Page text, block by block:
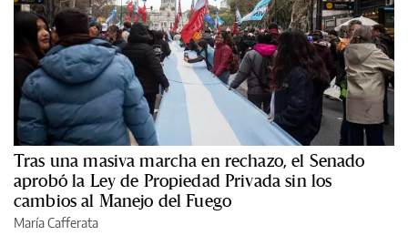
Tras una masiva marcha en rechazo, el Senado
aprobó la Ley de Propiedad Privada sin los
cambios al Manejo del Fuego
María Cafferata